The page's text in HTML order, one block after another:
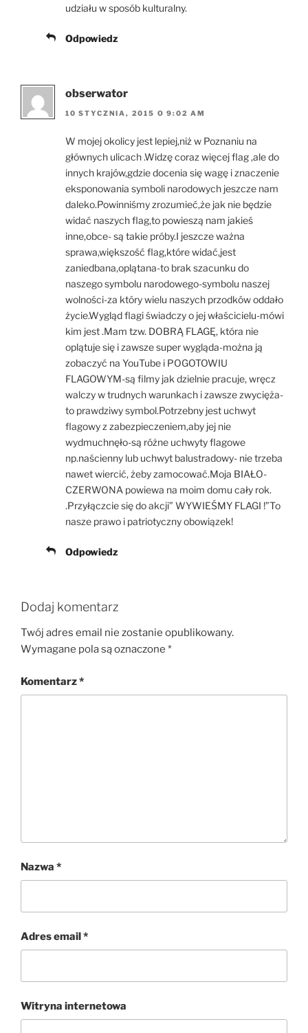
udziału w sposób kulturalny.
Odpowiedz
obserwator
10 STYCZNIA, 2015 O 9:02 AM
W mojej okolicy jest lepiej,niż w Poznaniu na
głównych ulicach .Widzę coraz więcej flag ,ale do
innych krajów,gdzie docenia się wagę i znaczenie
eksponowania symboli narodowych jeszcze nam
daleko.Powinniśmy zrozumieć,że jak nie będzie
widać naszych flag,to powieszą nam jakieś
inne,obce- są takie próby.I jeszcze ważna
sprawa,większość flag,które widać,jest
zaniedbana,oplątana-to brak szacunku do
naszego symbolu narodowego-symbolu naszej
wolności-za który wielu naszych przodków oddało
życie.Wygląd flagi świadczy o jej właścicielu-mówi
kim jest .Mam tzw. DOBRĄ FLAGĘ, która nie
oplątuje się i zawsze super wygląda-można ją
zobaczyć na YouTube i POGOTOWIU
FLAGOWYM-są filmy jak dzielnie pracuje, wręcz
walczy w trudnych warunkach i zawsze zwycięża-
to prawdziwy symbol.Potrzebny jest uchwyt
flagowy z zabezpieczeniem,aby jej nie
wydmuchnęło-są różne uchwyty flagowe
np.naścienny lub uchwyt balustradowy- nie trzeba
nawet wiercić, żeby zamocować.Moja BIAŁO-
CZERWONA powiewa na moim domu cały rok.
.Przyłączcie się do akcji” WYWIEŚMY FLAGI !”To
nasze prawo i patriotyczny obowiązek!
Odpowiedz
Dodaj komentarz
Twój adres email nie zostanie opublikowany.
Wymagane pola są oznaczone *
Komentarz*
Nazwa *
Adres email*
Witryna internetowa